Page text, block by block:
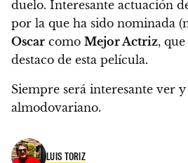
duelo. Interesante actuación
por la que ha sido nominada
Oscar como Mejor Actriz,
destaco de esta película.
Siempre será interesante ver
almodovariano.
LUIS TORIZ